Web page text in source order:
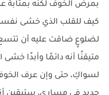
بمرض الخوف لكنه بمثابة
كيف للقلب الذي خشى
لضلوعٍ ضاقت عليه أن
متيقنًا أنه دائمًا وأبدًا
لسواكِ، حتى وإن عرف